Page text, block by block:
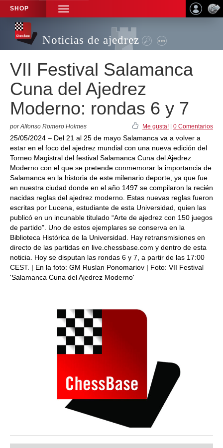
SHOP
TOGGLE
NAVIGATION
Noticias de ajedrez
VII Festival Salamanca
Cuna del Ajedrez
Moderno: rondas 6 y 7
por Alfonso Romero Holmes Me gusta! 0 Comentarios
25/05/2024 – Del 21 al 25 de mayo Salamanca va a volver a
estar en el foco del ajedrez mundial con una nueva edición del
Torneo Magistral del festival Salamanca Cuna del Ajedrez
Moderno con el que se pretende conmemorar la importancia de
Salamanca en la historia de este milenario deporte, ya que fue
en nuestra ciudad donde en el año 1497 se compilaron la recién
nacidas reglas del ajedrez moderno. Estas nuevas reglas fueron
escritas por Lucena, estudiante de esta Universidad, quien las
publicó en un incunable titulado “Arte de ajedrez con 150 juegos
de partido”. Uno de estos ejemplares se conserva en la
Biblioteca Histórica de la Universidad. Hay retransmisiones en
directo de las partidas en live.chessbase.com y dentro de esta
noticia. Hoy se disputan las rondas 6 y 7, a partir de las 17:00
CEST. | En la foto: GM Ruslan Ponomariov | Foto: VII Festival
'Salamanca Cuna del Ajedrez Moderno'